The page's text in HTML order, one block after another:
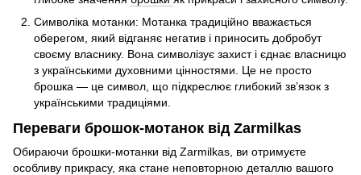
Символіка мотанки: Мотанка традиційно вважається
оберегом, який відганяє негатив і приносить добробут
своєму власнику. Вона символізує захист і єднає власницю
з українськими духовними цінностями. Це не просто
брошка — це символ, що підкреслює глибокий зв’язок з
українськими традиціями.
Переваги брошок-мотанок від Zarmilkas
Обираючи брошки-мотанки від Zarmilkas, ви отримуєте
особливу прикрасу, яка стане неповторною деталлю вашого